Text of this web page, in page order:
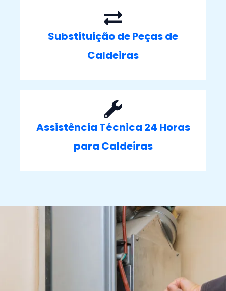
Substituição de Peças de
Caldeiras
Assistência Técnica 24 Horas
para Caldeiras